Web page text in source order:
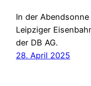
In der
Leipziger
der DB AG.
28. April 2025